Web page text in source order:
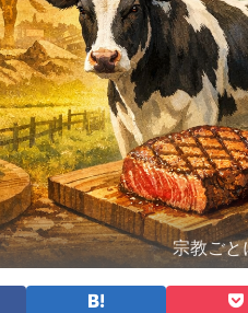
宗教ごと